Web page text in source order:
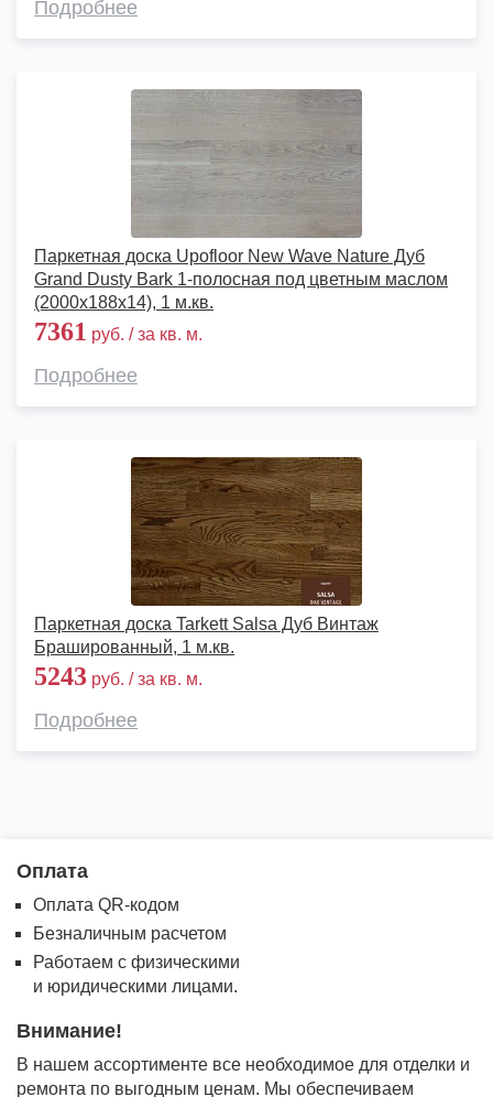
Подробнее
Паркетная доска Upofloor New Wave Nature Дуб
Grand Dusty Bark 1-полосная под цветным маслом
(2000х188х14), 1 м.кв.
7361 руб. / за кв. м.
Подробнее
Паркетная доска Tarkett Salsa Дуб Винтаж
Брашированный, 1 м.кв.
5243 руб. / за кв. м.
Подробнее
Оплата
Оплата QR-кодом
Безналичным расчетом
Работаем с физическими
и юридическими лицами.
Внимание!
В нашем ассортименте все необходимое для отделки и
ремонта по выгодным ценам. Мы обеспечиваем